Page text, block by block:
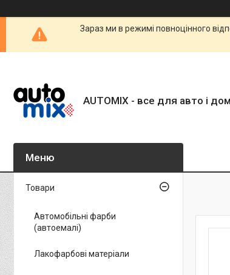
Зараз ми в режимі повноцінного
AUTOMIX - все для авто і
Товари
Автомобільні фарби
(автоемалі)
Лакофарбові матеріали